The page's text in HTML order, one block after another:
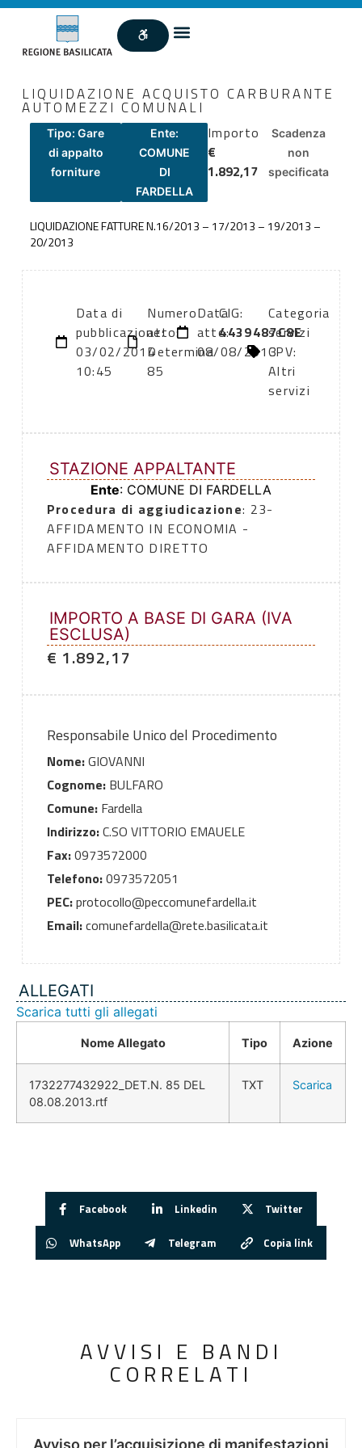
LIQUIDAZIONE ACQUISTO CARBURANTE
AUTOMEZZI COMUNALI
Tipo: Gare
di appalto
forniture
Ente:
COMUNE
DI
FARDELLA
Importo
€
1.892,17
Scadenza
non
specificata
LIQUIDAZIONE FATTURE N.16/2013 – 17/2013 – 19/2013 –
20/2013
Data di
pubblicazione:
03/02/2014
10:45
Numero
atto:
Determina
85
Data
atto:
08/08/2013
CIG:
4439487C8E
Categoria
servizi
CPV:
Altri
servizi
STAZIONE APPALTANTE
Ente: COMUNE DI FARDELLA
Procedura di aggiudicazione: 23-
AFFIDAMENTO IN ECONOMIA -
AFFIDAMENTO DIRETTO
IMPORTO A BASE DI GARA (IVA
ESCLUSA)
€ 1.892,17
Responsabile Unico del Procedimento
Nome:GIOVANNI
Cognome:BULFARO
Comune:Fardella
Indirizzo:C.SO VITTORIO EMAUELE
Fax:0973572000
Telefono:0973572051
PEC:protocollo@peccomunefardella.it
Email:comunefardella@rete.basilicata.it
ALLEGATI
Scarica tutti gli allegati
Nome Allegato Tipo Azione
1732277432922_DET.N. 85 DEL
08.08.2013.rtf
TXT Scarica
Facebook Linkedin Twitter
WhatsApp Telegram Copia link
AVVISI E BANDI
CORRELATI
Avviso per l’acquisizione di manifestazioni